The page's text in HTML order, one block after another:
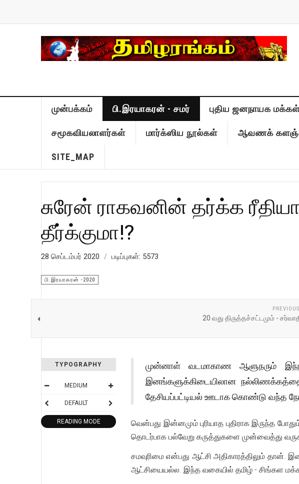
முன்பக்கம் பி.இரயாகரன் - சமர் புதிய ஜனநாயக
சமூகவியலாளர்கள் மார்க்ஸிய நூல்கள் ஆவணக்
SITE_MAP
சுரேன் ராகவனின் தர்க்க
தீர்க்குமா!?
28 செப்டம்பர் 2020 படிப்புகள்: 5573
பி.இரயாகரன் -2020
20 வது திருத்தச்சட்டமும் -
TYPOGRAPHY
MEDIUM
DEFAULT
READING MODE
முன்னாள் வடமாகாண ஆளுநரும்
இனங்களுக்கிடையிலான நல்லிணக்கத்தை
தேசியப்பட்டியல் ஊடாக கொண்டு வந்த
வென்பது இன்னமும் புரியாத புதிராக இருந்த
தொடர்பாக பல்வேறு கருத்துகளை முன்வைத்து
சமவுரிமை என்பது ஆட்சி அதிகாரத்திலும் தான்.
ஆட்சியையல்ல. இந்த வகையில் தமிழ் - சிங்கள